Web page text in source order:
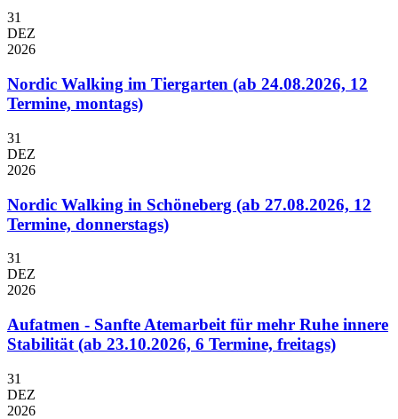
31
DEZ
2026
Nordic Walking im Tiergarten (ab 24.08.2026, 12
Termine, montags)
31
DEZ
2026
Nordic Walking in Schöneberg (ab 27.08.2026, 12
Termine, donnerstags)
31
DEZ
2026
Aufatmen - Sanfte Atemarbeit für mehr Ruhe innere
Stabilität (ab 23.10.2026, 6 Termine, freitags)
31
DEZ
2026